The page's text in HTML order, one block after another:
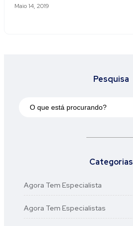
Maio 14, 2019
Pesquisa
Categorias
Agora Tem Especialista
Agora Tem Especialistas